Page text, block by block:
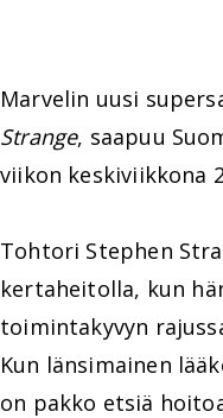
Marvelin uusi
Strange, saapuu
viikon keskiviikkona
Tohtori Stephen
kertaheitolla, kun
toimintakyvyn
Kun länsimainen
on pakko etsiä